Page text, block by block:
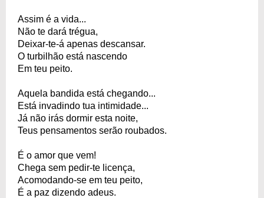
Assim é a vida...
Não te dará trégua,
Deixar-te-á apenas descansar.
O turbilhão está nascendo
Em teu peito.
Aquela bandida está chegando...
Está invadindo tua intimidade...
Já não irás dormir esta noite,
Teus pensamentos serão roubados.
É o amor que vem!
Chega sem pedir-te licença,
Acomodando-se em teu peito,
É a paz dizendo adeus.